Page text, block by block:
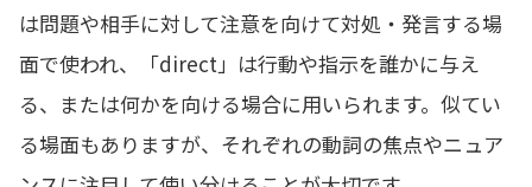
は問題や相手に対して注意を向けて対処・発言する場
面で使われ、「direct」は行動や指示を誰かに与え
る、または何かを向ける場合に用いられます。似てい
る場面もありますが、それぞれの動詞の焦点やニュア